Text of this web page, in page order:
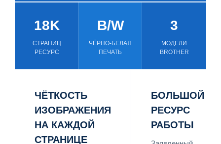
18K
СТРАНИЦ
РЕСУРС
B/W
ЧЁРНО-БЕЛАЯ
ПЕЧАТЬ
3
МОДЕЛИ
BROTHER
ЧЁТКОСТЬ
ИЗОБРАЖЕНИЯ
НА КАЖДОЙ
СТРАНИЦЕ
БОЛЬШОЙ
РЕСУРС
РАБОТЫ